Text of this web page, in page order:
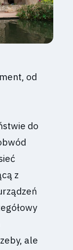
od
do
z
ale